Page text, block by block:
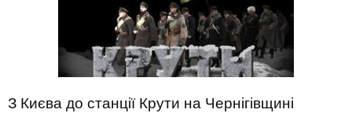
З Києва до станції Крути на Чернігівщині